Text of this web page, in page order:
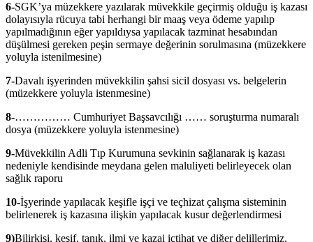
6-SGK’ya müzekkere yazılarak müvekkile geçirmiş olduğu iş kazası
dolayısıyla rücuya tabi herhangi bir maaş veya ödeme yapılıp
yapılmadığının eğer yapıldıysa yapılacak tazminat hesabından
düşülmesi gereken peşin sermaye değerinin sorulmasına (müzekkere
yoluyla istenilmesine)
7-Davalı işyerinden müvekkilin şahsi sicil dosyası vs. belgelerin
(müzekkere yoluyla istenmesine)
8-…………… Cumhuriyet Başsavcılığı …… soruşturma numaralı
dosya (müzekkere yoluyla istenmesine)
9-Müvekkilin Adli Tıp Kurumuna sevkinin sağlanarak iş kazası
nedeniyle kendisinde meydana gelen maluliyeti belirleyecek olan
sağlık raporu
10-İşyerinde yapılacak keşifle işçi ve teçhizat çalışma sisteminin
belirlenerek iş kazasına ilişkin yapılacak kusur değerlendirmesi
9)Bilirkişi, keşif, tanık, ilmi ve kazai içtihat ve diğer delillerimiz.